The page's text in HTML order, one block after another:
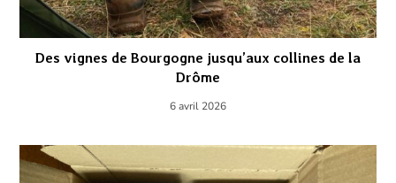
Des vignes de Bourgogne jusqu’aux collines de la
Drôme
6 avril 2026